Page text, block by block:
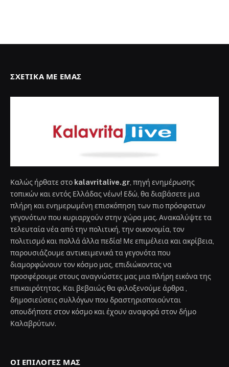
ΣΧΕΤΙΚΆ ΜΕ ΕΜΆΣ
Καλώς ήρθατε στο kalavritalive.gr , πηγή ενημέρωσης
τοπικών και εντός Ελλάδας νέων! Εδώ, θα διαβάσετε μια
πλήρη και ενημερωμένη επισκόπηση των πιο πρόσφατων
γεγονότων που κυριαρχούν στην χώρα μας. Ανακαλύψτε τα
τελευταία νέα από την πολιτική, την οικονομία, τον
πολιτισμό και πολλά άλλα πεδία! Με επιμέλεια και ακρίβεια,
παρουσιάζουμε αντικειμενικά τα γεγονότα που
διαμορφώνουν τον κόσμο μας, επιδιώκοντας να
προσφέρουμε στους αναγνώστες μας μια πλήρη εικόνα της
επικαιρότητας. Και βεβαιώς θα φιλοξενούμε άρθρα ,
δημοσιεύσεις συλλόγων που δραστηριοποιούνται
οπουδήποτε στον κόσμο και έχουν αναφορά στον δήμο
Καλαβρύτων.
ΟΙ ΕΠΙΛΟΓΈΣ ΜΑΣ